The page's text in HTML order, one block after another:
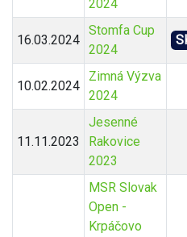
2024
16.03.2024
Stomfa Cup
2024
10.02.2024
Zimná Výzva
2024
11.11.2023
Jesenné
Rakovice
2023
MSR Slovak
Open -
Krpáčovo